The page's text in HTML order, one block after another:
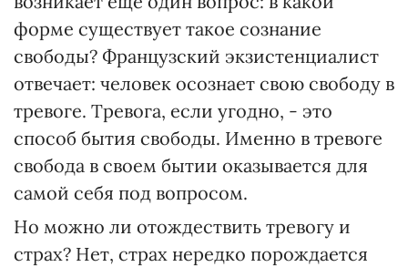
форме существует такое сознание
свободы? Французский экзистенциалист
отвечает: человек осознает свою свободу в
тревоге. Тревога, если угодно, - это
способ бытия свободы. Именно в тревоге
свобода в своем бытии оказывается для
самой себя под вопросом.
Но можно ли отождествить тревогу и
страх? Нет, страх нередко порождается